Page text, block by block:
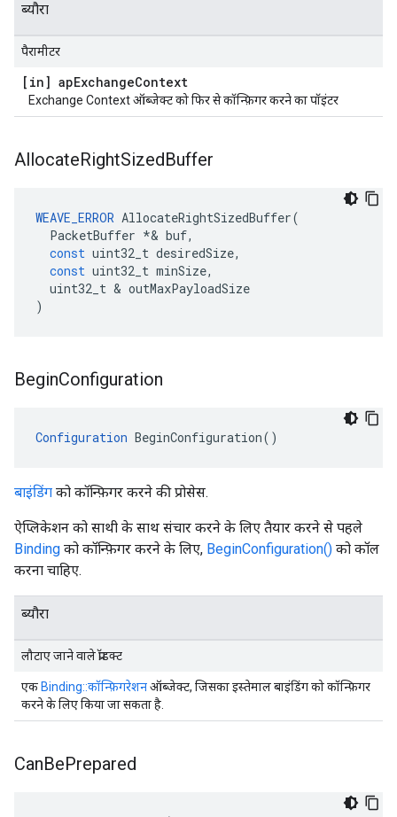
ब्यौरा
पैरामीटर
[in] apExchangeContext
Exchange Context ऑब्जेक्ट को फिर से कॉन्फ़िगर करने का पॉइंटर
AllocateRightSizedBuffer
WEAVE_ERROR AllocateRightSizedBuffer(
PacketBuffer *& buf,
const uint32_t desiredSize,
const uint32_t minSize,
uint32_t & outMaxPayloadSize
)
BeginConfiguration
Configuration BeginConfiguration()
बाइंडिंग को कॉन्फ़िगर करने की प्रोसेस.
ऐप्लिकेशन को साथी के साथ संचार करने के लिए तैयार करने से पहले
Binding को कॉन्फ़िगर करने के लिए, BeginConfiguration() को कॉल
करना चाहिए.
ब्यौरा
लौटाए जाने वाले प्रॉडक्ट
एक Binding::कॉन्फ़िगरेशनऑब्जेक्ट, जिसका इस्तेमाल बाइंडिंग को कॉन्फ़िगर
करने के लिए किया जा सकता है.
CanBePrepared